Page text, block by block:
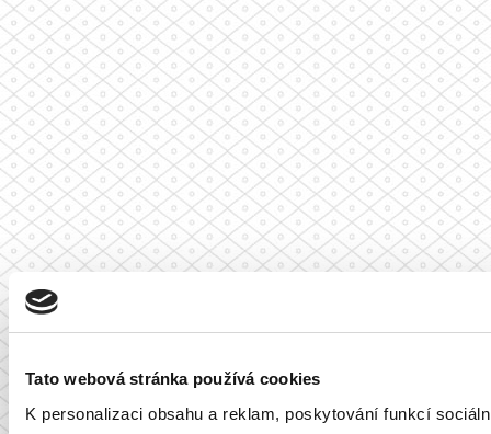
Tato webová stránka používá cookies
K personalizaci obsahu a reklam, poskytování funkcí